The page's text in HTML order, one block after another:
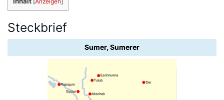
Steckbrief
Sumer, Sumerer